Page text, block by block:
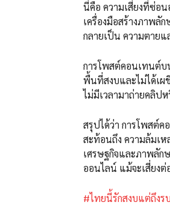
นี่คือ ความเสี่ยงที่ซ่อ
เครื่องมือสร้างภาพลั
กลายเป็น ความตาย
การโพสต์คอนเทนต์บ
พื้นที่สงบและไม่ได้เผ
ไม่มีเวลามาถ่ายคลิป
สรุปได้ว่า การโพสต์
สะท้อนถึง ความล้มเห
เศรษฐกิจและภาพลัก
ออนไลน์ แม้จะเสี่ยง
#ไทยนี้รักสงบแต่ถึงร